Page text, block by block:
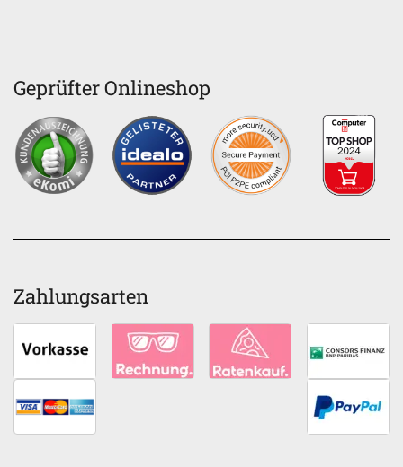
Geprüfter Onlineshop
Zahlungsarten